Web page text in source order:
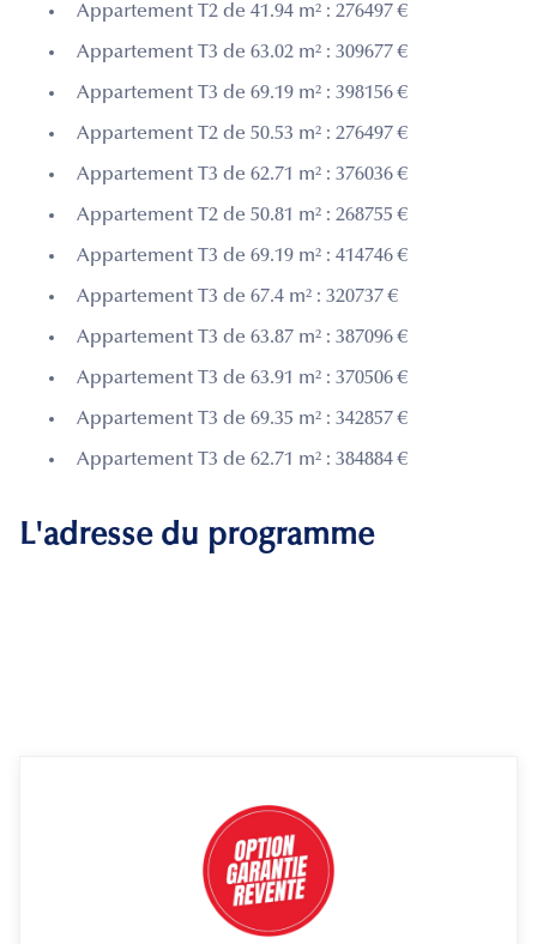
Appartement T2 de 41.94 m² : 276497 €
Appartement T3 de 63.02 m² : 309677 €
Appartement T3 de 69.19 m² : 398156 €
Appartement T2 de 50.53 m² : 276497 €
Appartement T3 de 62.71 m² : 376036 €
Appartement T2 de 50.81 m² : 268755 €
Appartement T3 de 69.19 m² : 414746 €
Appartement T3 de 67.4 m² : 320737 €
Appartement T3 de 63.87 m² : 387096 €
Appartement T3 de 63.91 m² : 370506 €
Appartement T3 de 69.35 m² : 342857 €
Appartement T3 de 62.71 m² : 384884 €
L'adresse du programme